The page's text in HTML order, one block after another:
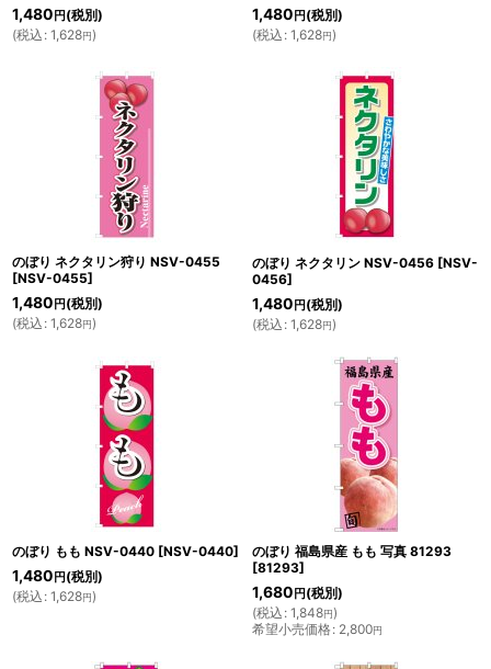
1,480 円 (税別)
(税込 : 1,628円)
1,480 円 (税別)
(税込 : 1,628円)
のぼり ネクタリン狩り NSV-0455
[NSV-0455]
1,480 円 (税別)
(税込 : 1,628円)
のぼり ネクタリン NSV-0456 [NSV-
0456]
1,480 円 (税別)
(税込 : 1,628円)
のぼり もも NSV-0440 [NSV-0440]
1,480 円 (税別)
(税込 : 1,628円)
のぼり 福島県産 もも 写真 81293
[81293]
1,680 円 (税別)
(税込 : 1,848円)
希望小売価格: 2,800円